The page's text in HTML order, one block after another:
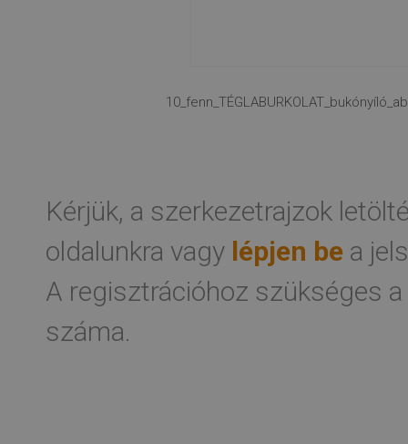
Kérjük, a szerkezetrajzok
oldalunkra vagy lépjen be a
A regisztrációhoz szükséges
száma.